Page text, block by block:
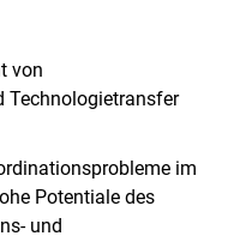
von
Technologietransfer
im
Potentiale des
und